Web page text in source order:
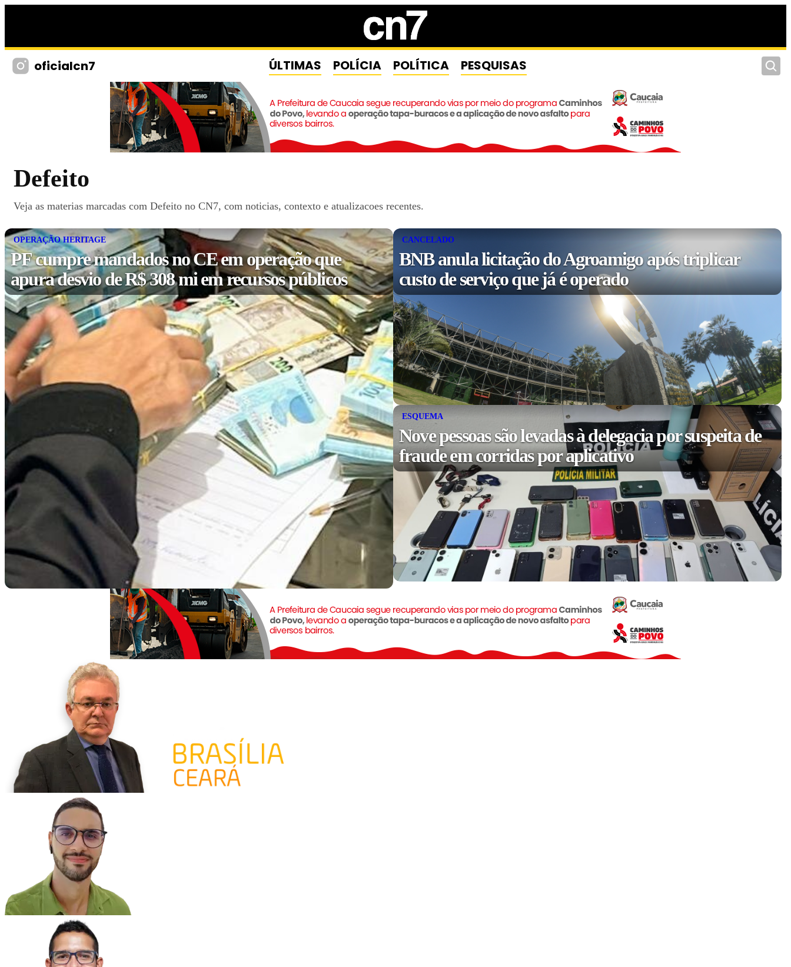
oficialcn7 ÚLTIMAS POLÍCIA POLÍTICA PESQUISAS
Defeito
Veja as materias marcadas com Defeito no CN7, com noticias, contexto e atualizacoes recentes.
OPERAÇÃO HERITAGE
PF cumpre mandados no CE em operação que
apura desvio de R$ 308 mi em recursos públicos
CANCELADO
BNB anula licitação do Agroamigo após triplicar
custo de serviço que já é operado
ESQUEMA
Nove pessoas são levadas à delegacia por suspeita de
fraude em corridas por aplicativo